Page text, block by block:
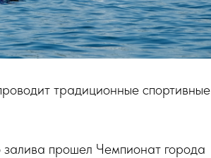
традиционные спортивные
прошел Чемпионат города